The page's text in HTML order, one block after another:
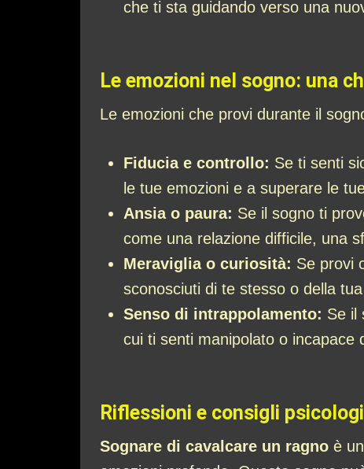
che ti sta guidando verso una
Le emozioni nel sogno: una
Le emozioni che provi durante il
Fiducia e controllo: Se ti senti
le tue emozioni e a superare le
Ansia o paura: Se il sogno ti
come una relazione difficile, una
Meraviglia o curiosità: Se provi
sconosciuti di te stesso o della
Senso di intrappolamento: Se il
cui ti senti manipolato o incapace
Riflessioni e consigli
Sognare di cavalcare un ragno è